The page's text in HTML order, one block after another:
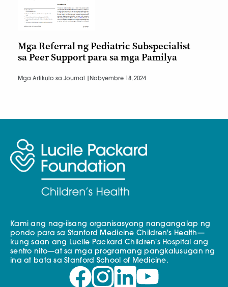
Mga Referral ng Pediatric Subspecialist
sa Peer Support para sa mga Pamilya
Mga Artikulo sa Journal | Nobyembre 18, 2024
Kami ang nag-iisang organisasyong nangangalap ng
pondo para sa Stanford Medicine Children's Health—
kung saan ang Lucile Packard Children's Hospital ang
sentro nito—at sa mga programang pangkalusugan ng
ina at bata sa Stanford School of Medicine.